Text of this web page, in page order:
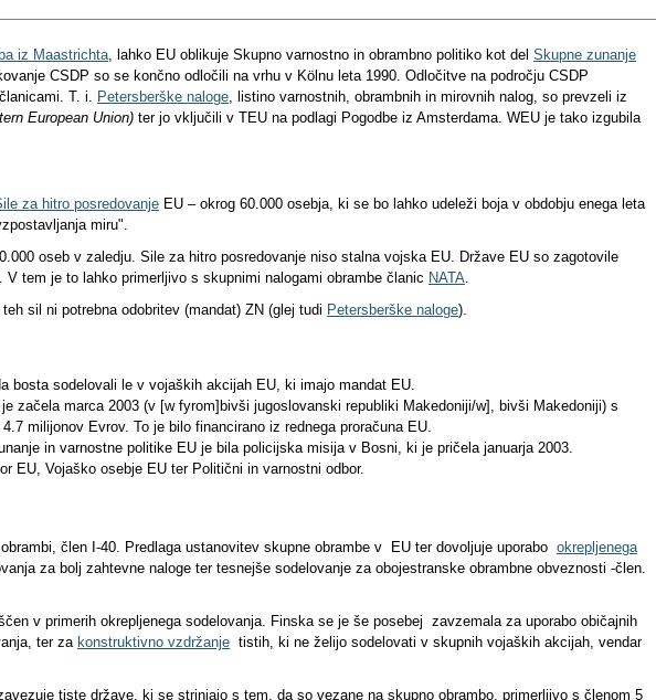
iz Maastrichta, lahko EU oblikuje Skupno varnostno in obrambno politiko kot del Skupne zunanje
CSDP so se končno odločili na vrhu v Kölnu leta 1990. Odločitve na področju CSDP
T. i. Petersberške naloge, listino varnostnih, obrambnih in mirovnih nalog, so prevzeli iz
European Union) ter jo vključili v TEU na podlagi Pogodbe iz Amsterdama. WEU je tako izgubila
za hitro posredovanje EU – okrog 60.000 osebja, ki se bo lahko udeleži boja v obdobju enega leta
miru".
oseb v zaledju. Sile za hitro posredovanje niso stalna vojska EU. Države EU so zagotovile
tem je to lahko primerljivo s skupnimi nalogami obrambe članic NATA
sil ni potrebna odobritev (mandat) ZN (glej tudi Petersberške naloge).
bosta sodelovali le v vojaških akcijah EU, ki imajo mandat EU.
začela marca 2003 (v [w fyrom]bivši jugoslovanski republiki Makedoniji/w], bivši Makedoniji) s
milijonov Evrov. To je bilo financirano iz rednega proračuna EU.
in varnostne politike EU je bila policijska misija v Bosni, ki je pričela januarja 2003.
EU, Vojaško osebje EU ter Politični in varnostni odbor.
člen I-40. Predlaga ustanovitev skupne obrambe v EU ter dovoljuje uporabo okrepljenega
za bolj zahtevne naloge ter tesnejše sodelovanje za obojestranske obrambne obveznosti -člen.
v primerih okrepljenega sodelovanja. Finska se je še posebej zavzemala za uporabo običajnih
ter za konstruktivno vzdržanje tistih, ki ne želijo sodelovati v skupnih vojaških akcijah, vendar
tiste države, ki se strinjajo s tem, da so vezane na skupno obrambo, primerljivo s členom 5